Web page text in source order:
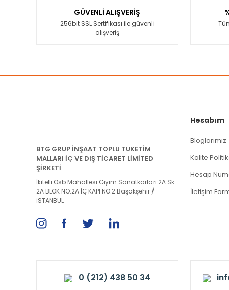
Ürün bilgilerinde hatalar bulunuyor.
Ürün fiyatı diğer sitelerden daha pahalı.
GÜVENLİ ALIŞVERİŞ
256bit SSL Sertifikası ile güvenli
alışveriş
BTG GRUP İNŞAAT TOPLU TUKETİM
MALLARI İÇ VE DIŞ TİCARET LİMİTED
ŞİRKETİ
İkitelli Osb Mahallesi Giyim Sanatkarları 2A Sk.
2A BLOK NO:2A İÇ KAPI NO:2 Başakşehir /
İSTANBUL
Hesabım
Bloglarımız
Kalite
Hesap
İletişim
0 (212) 438 50 34